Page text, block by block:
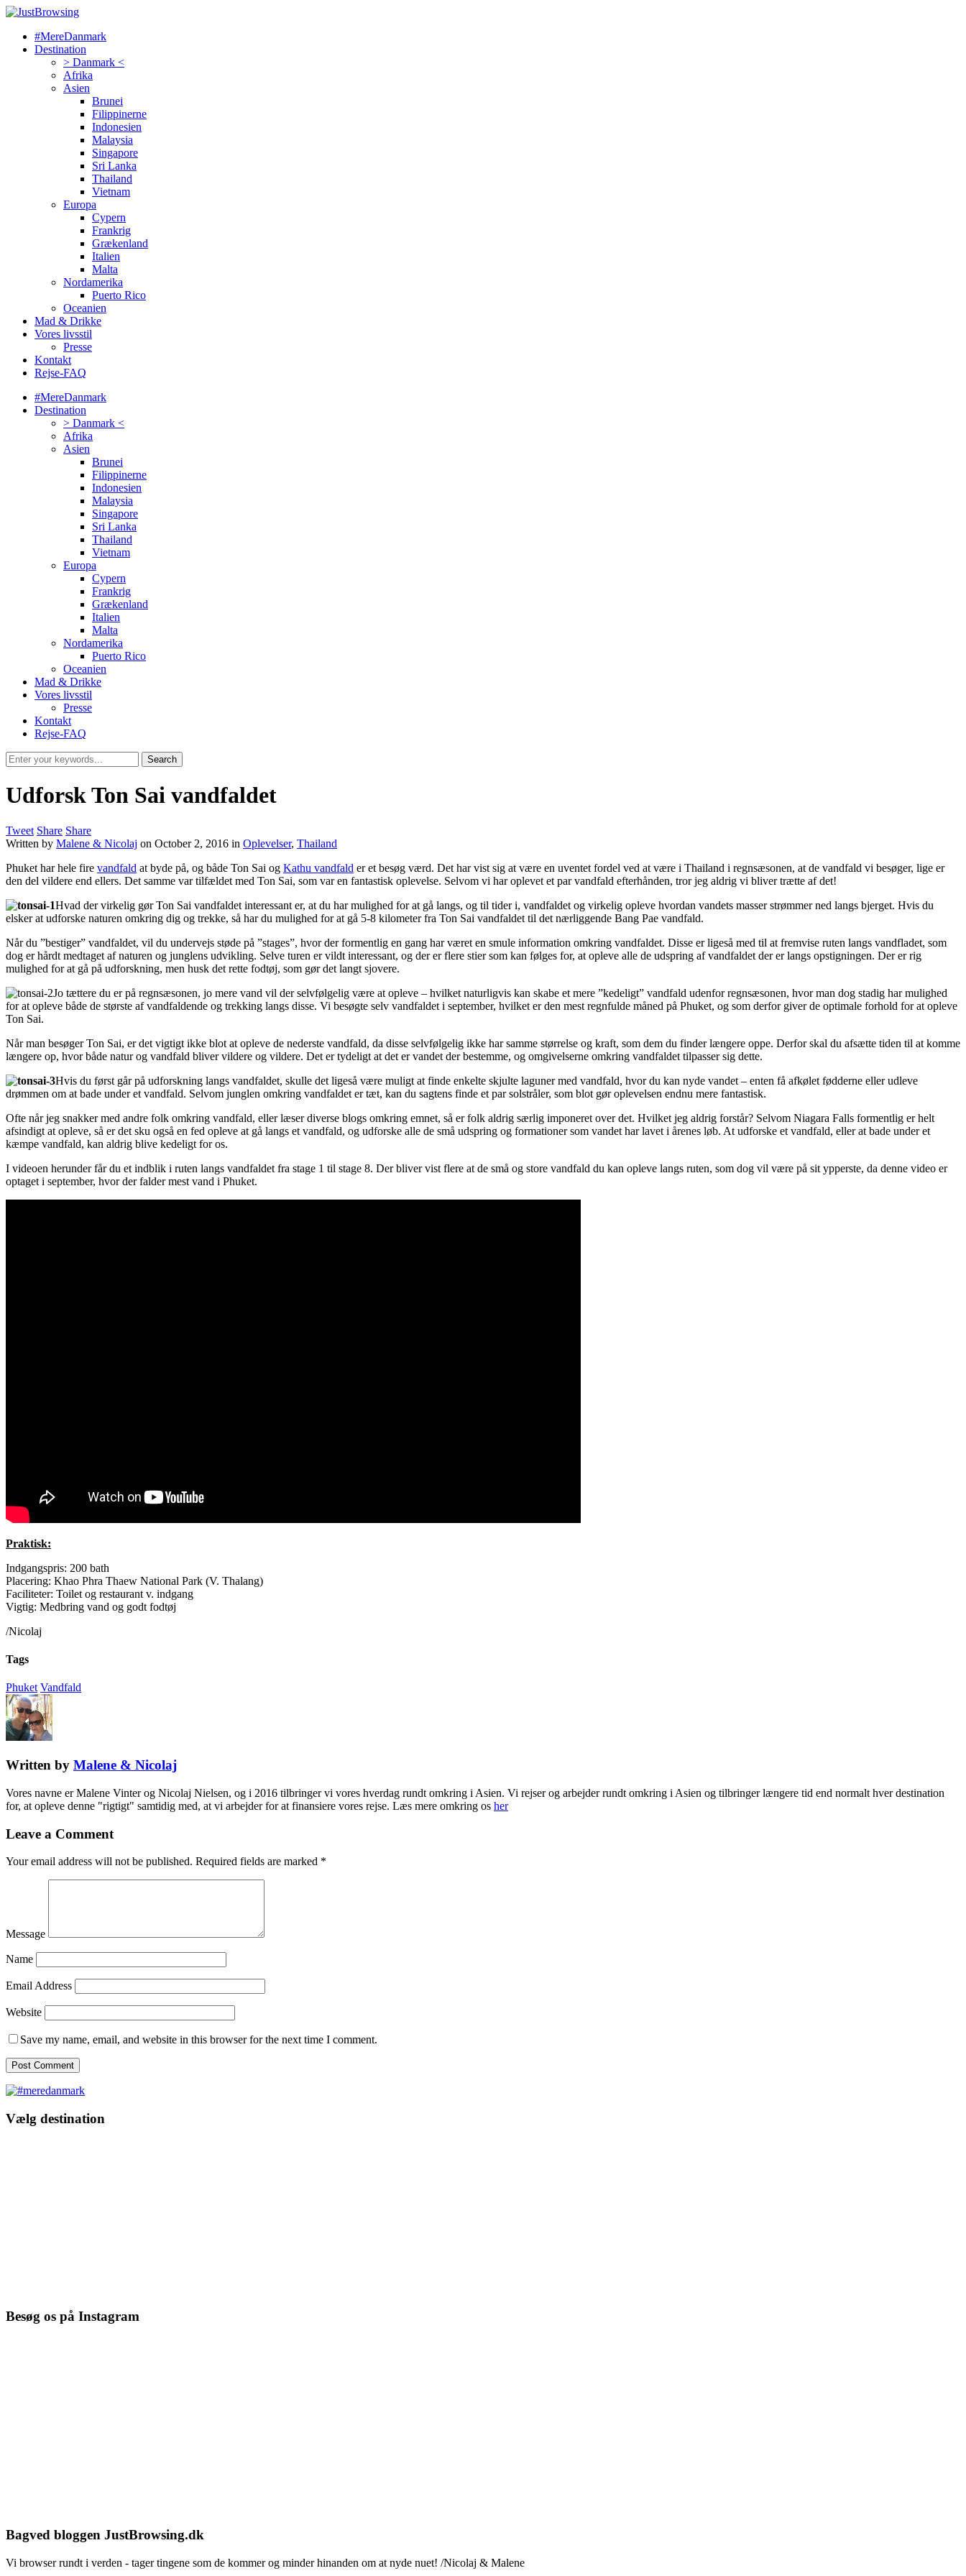
#MereDanmark
Destination
> Danmark <
Afrika
Asien
Brunei
Filippinerne
Indonesien
Malaysia
Singapore
Sri Lanka
Thailand
Vietnam
Europa
Cypern
Frankrig
Grækenland
Italien
Malta
Nordamerika
Puerto Rico
Oceanien
Mad & Drikke
Vores livsstil
Presse
Kontakt
Rejse-FAQ
#MereDanmark
Destination
> Danmark <
Afrika
Asien
Brunei
Filippinerne
Indonesien
Malaysia
Singapore
Sri Lanka
Thailand
Vietnam
Europa
Cypern
Frankrig
Grækenland
Italien
Malta
Nordamerika
Puerto Rico
Oceanien
Mad & Drikke
Vores livsstil
Presse
Kontakt
Rejse-FAQ
Udforsk Ton Sai vandfaldet
Tweet Share Share
Written by Malene & Nicolaj on October 2, 2016 in Oplevelser, Thailand
Phuket har hele fire vandfald at byde på, og både Ton Sai og Kathu vandfald er et besøg værd. Det har vist sig at være en uventet fordel ved at være i Thailand i regnsæsonen, at de vandfald vi besøger, lige er
den del vildere end ellers. Det samme var tilfældet med Ton Sai, som var en fantastisk oplevelse. Selvom vi har oplevet et par vandfald efterhånden, tror jeg aldrig vi bliver trætte af det!
Hvad der virkelig gør Ton Sai vandfaldet interessant er, at du har mulighed for at gå langs, og til tider i, vandfaldet og virkelig opleve hvordan vandets masser strømmer ned langs bjerget. Hvis du
elsker at udforske naturen omkring dig og trekke, så har du mulighed for at gå 5-8 kilometer fra Ton Sai vandfaldet til det nærliggende Bang Pae vandfald.
Når du ”bestiger” vandfaldet, vil du undervejs støde på ”stages”, hvor der formentlig en gang har været en smule information omkring vandfaldet. Disse er ligeså med til at fremvise ruten langs vandfladet, som
dog er hårdt medtaget af naturen og junglens udvikling. Selve turen er vildt interessant, og der er flere stier som kan følges for, at opleve alle de udspring af vandfaldet der er langs opstigningen. Der er rig
mulighed for at gå på udforskning, men husk det rette fodtøj, som gør det langt sjovere.
Jo tættere du er på regnsæsonen, jo mere vand vil der selvfølgelig være at opleve – hvilket naturligvis kan skabe et mere ”kedeligt” vandfald udenfor regnsæsonen, hvor man dog stadig har mulighed
for at opleve både de største af vandfaldende og trekking langs disse. Vi besøgte selv vandfaldet i september, hvilket er den mest regnfulde måned på Phuket, og som derfor giver de optimale forhold for at opleve
Ton Sai.
Når man besøger Ton Sai, er det vigtigt ikke blot at opleve de nederste vandfald, da disse selvfølgelig ikke har samme størrelse og kraft, som dem du finder længere oppe. Derfor skal du afsætte tiden til at komme
længere op, hvor både natur og vandfald bliver vildere og vildere. Det er tydeligt at det er vandet der bestemme, og omgivelserne omkring vandfaldet tilpasser sig dette.
Hvis du først går på udforskning langs vandfaldet, skulle det ligeså være muligt at finde enkelte skjulte laguner med vandfald, hvor du kan nyde vandet – enten få afkølet fødderne eller udleve
drømmen om at bade under et vandfald. Selvom junglen omkring vandfaldet er tæt, kan du sagtens finde et par solstråler, som blot gør oplevelsen endnu mere fantastisk.
Ofte når jeg snakker med andre folk omkring vandfald, eller læser diverse blogs omkring emnet, så er folk aldrig særlig imponeret over det. Hvilket jeg aldrig forstår? Selvom Niagara Falls formentlig er helt
afsindigt at opleve, så er det sku også en fed opleve at gå langs et vandfald, og udforske alle de små udspring og formationer som vandet har lavet i årenes løb. At udforske et vandfald, eller at bade under et
kæmpe vandfald, kan aldrig blive kedeligt for os.
I videoen herunder får du et indblik i ruten langs vandfaldet fra stage 1 til stage 8. Der bliver vist flere at de små og store vandfald du kan opleve langs ruten, som dog vil være på sit ypperste, da denne video er
optaget i september, hvor der falder mest vand i Phuket.
Praktisk:
Indgangspris: 200 bath
Placering: Khao Phra Thaew National Park (V. Thalang)
Faciliteter: Toilet og restaurant v. indgang
Vigtig: Medbring vand og godt fodtøj
/Nicolaj
Tags
Phuket Vandfald
Written by Malene & Nicolaj
Vores navne er Malene Vinter og Nicolaj Nielsen, og i 2016 tilbringer vi vores hverdag rundt omkring i Asien. Vi rejser og arbejder rundt omkring i Asien og tilbringer længere tid end normalt hver destination
for, at opleve denne "rigtigt" samtidig med, at vi arbejder for at finansiere vores rejse. Læs mere omkring os her
Leave a Comment
Your email address will not be published. Required fields are marked *
Message
Name
Email Address
Website
Save my name, email, and website in this browser for the next time I comment.
Vælg destination
Besøg os på Instagram
Bagved bloggen JustBrowsing.dk
Vi browser rundt i verden - tager tingene som de kommer og minder hinanden om at nyde nuet! /Nicolaj & Malene